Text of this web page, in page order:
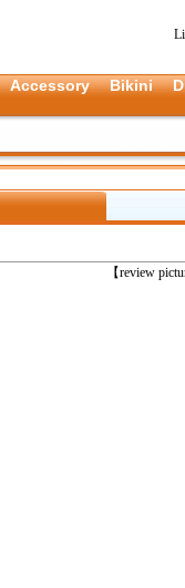
Accessory Bikini
【review
上一张